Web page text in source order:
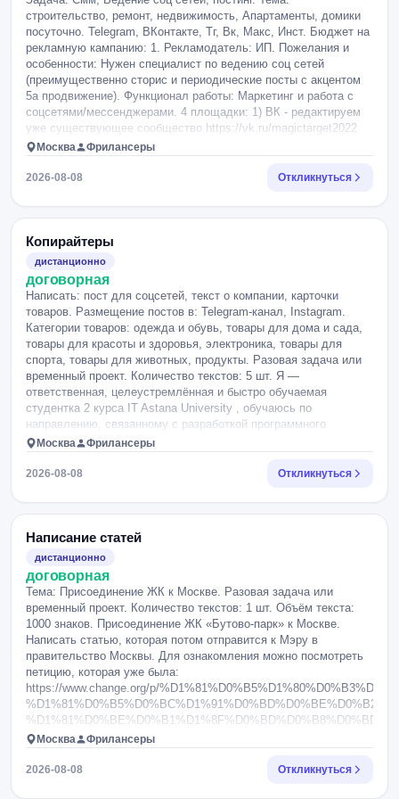
любовь к деталям и тихой эстетике. Спасибо!.
стилистические неровности — без переписывания авторского
голоса; проверка внутренней логики и непротиворечивости
(имена, детали, хронология); итог — список правок с
комментариями (или режим рецензирования в Word),
финальное решение по каждой остаётся за мной. Требования:
опыт вычитки художественной прозы (желательно —
портфолио или примеры); уверенное владение современной
русской орфографией и пунктуацией; аккуратность и чувство
Формат и условия: файл в .docx, работа в режиме правок/
— короткое соглашение о конфиденциальности (NDA).
строительство, ремонт, недвижимость, Апартаменты, домики
посуточно. Telegram, ВКонтакте, Тг, Вк, Макс, Инст. Бюджет на
рекламную кампанию: 1. Рекламодатель: ИП. Пожелания и
особенности: Нужен специалист по ведению соц сетей
(преимущественно сторис и периодические посты с акцентом
5а продвижение). Функционал работы: Маркетинг и работа с
соцсетями/мессенджерами. 4 площадки: 1) ВК - редактируем
уже существующее сообщество https://vk.ru/magictarget2022
(преобразовать до 15.08 - собственник, начинает вести
сммщик, даем права админа) 1-2 сторис в день + посты в ВК 2-
3 раза в неделю: Показываем как мы работаем, фото и видео с
предложения и тп. Фото и видео с комментариями и
графика - надписи на них, мемы и пр. Также эти же посты
нужно дублировать 2- в инстаграм, что-то в посты, что-то в
сначала просто сторис 1-2 в день, дублируется с вк, 2 этап -
создание канала, контент дублируется с сообщества вк)
График сторис и постов согласуем при необходимости на
неделю вперед.
Москва Фрилансеры
2026-08-08 Откликнуться
Копирайтеры
дистанционно
договорная
Написать: пост для соцсетей, текст о компании, карточки
товаров. Размещение постов в: Telegram-канал, Instagram.
Категории товаров: одежда и обувь, товары для дома и сада,
товары для красоты и здоровья, электроника, товары для
спорта, товары для животных, продукты. Разовая задача или
временный проект. Количество текстов: 5 шт. Я —
ответственная, целеустремлённая и быстро обучаемая
студентка 2 курса IT Astana University , обучаюсь по
направлению, связанному с разработкой программного
обеспечения. Интересуюсь IT, современными технологиями,
искусственным интеллектом и созданием цифрового контента.
Умею работать с HTML, CSS и различными AI-инструментами,
участия в олимпиадах и конкурсах, в том числе занимала
к задачам, умею работать самостоятельно и в команде,
спокойно воспринимаю обратную связь и стремлюсь постоянно
русским и казахским языками.
Москва Фрилансеры
2026-08-08 Откликнуться
Написание статей
дистанционно
договорная
Тема: Присоединение ЖК к Москве. Разовая задача или
временный проект. Количество текстов: 1 шт. Объём текста:
1000 знаков. Присоединение ЖК «Бутово-парк» к Москве.
Написать статью, которая потом отправится к Мэру в
правительство Москвы. Для ознакомления можно посмотреть
петицию, которая уже была:
https://www.change.org/p/
%D1%81%D0%BE%D0%B1%D1%8F%D0%BD%D0%B8%D0%BD-
%D0%B1%D1%83%D1%82%D0%BE%D0%B2%D0%BE-
%D0%BF%D0%B0%D1%80%D0%BA-2-%D0%BA-
Москва Фрилансеры
2026-08-08 Откликнуться